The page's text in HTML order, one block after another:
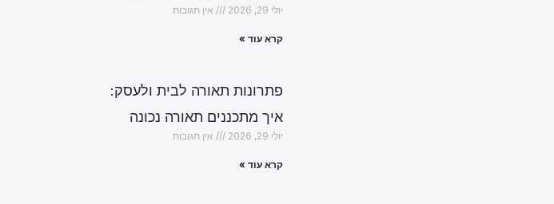
יולי 29, 2026 אין תגובות
קרא עוד »
פתרונות תאורה לבית ולעסק:
איך מתכננים תאורה נכונה
יולי 29, 2026 אין תגובות
קרא עוד »